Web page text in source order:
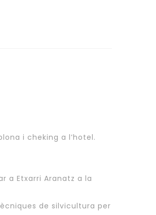
i cheking a l’hotel.
a Etxarri Aranatz a la
de silvicultura per